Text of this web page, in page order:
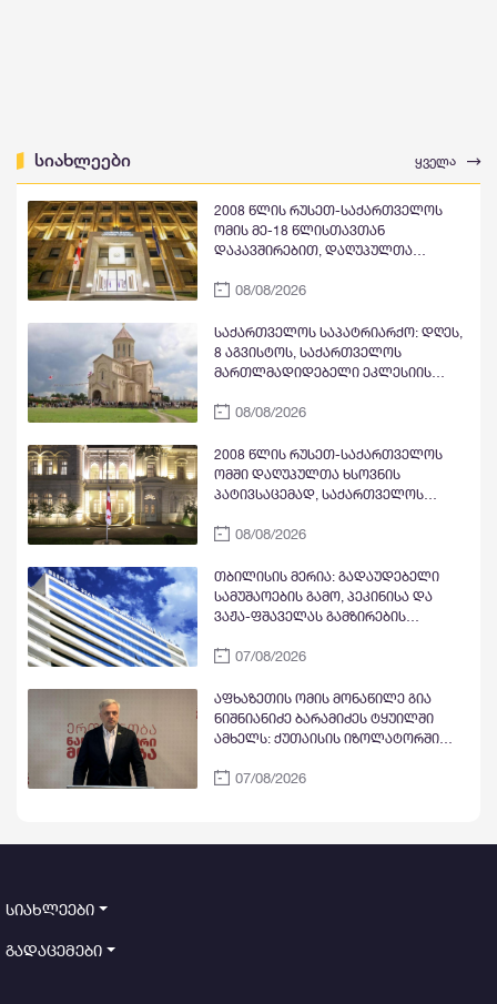
სიახლეები ყველა
2008 წლის რუსეთ-საქართველოს
ომის მე-18 წლისთავთან
დაკავშირებით, დაღუპულთა
ნიშნად, საქართველოს მთავრობის
სახელმწიფო დროშა დაეშვა
08/08/2026
საქართველოს საპატრიარქო: დღეს,
8 აგვისტოს, საქართველოს
მართლმადიდებელი ეკლესიის
საღმრთო ლიტურგია და
სულების საოხად
08/08/2026
2008 წლის რუსეთ-საქართველოს
ომში დაღუპულთა ხსოვნის
პატივსაცემად, საქართველოს
სახელმწიფო დროშა დაეშვა
08/08/2026
თბილისის მერია: გადაუდებელი
სამუშაოების გამო, პეკინისა და
ვაჟა-ფშაველას გამზირების
მიმართულებით მოძრაობა
07/08/2026
აფხაზეთის ომის მონაწილე გია
ნიშნიანიძე ბარამიძეს ტყუილში
ამხელს: ქუთაისის იზოლატორში
მეომარი, იმავე დღეს გავფრინდი
07/08/2026
სიახლეები
გადაცემები